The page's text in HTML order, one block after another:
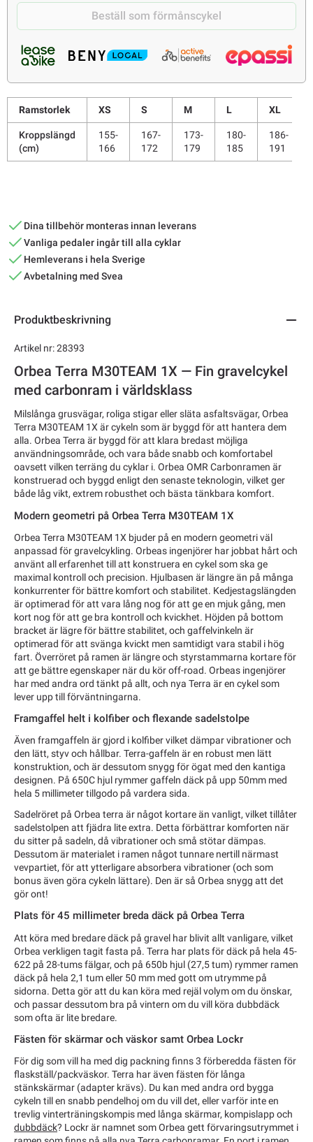
Beställ som förmånscykel
Ramstorlek XS S M L XL
Kroppslängd
(cm)
155-
166
167-
172
173-
179
180-
185
186-
191
Dina tillbehör monteras innan leverans
Vanliga pedaler ingår till alla cyklar
Hemleverans i hela Sverige
Avbetalning med Svea
Produktbeskrivning
Artikel nr: 28393
Orbea Terra M30TEAM 1X — Fin gravelcykel
med carbonram i världsklass
Milslånga grusvägar, roliga stigar eller släta asfaltsvägar, Orbea
Terra M30TEAM 1X är cykeln som är byggd för att hantera dem
alla. Orbea Terra är byggd för att klara bredast möjliga
användningsområde, och vara både snabb och komfortabel
oavsett vilken terräng du cyklar i. Orbea OMR Carbonramen är
konstruerad och byggd enligt den senaste teknologin, vilket ger
både låg vikt, extrem robusthet och bästa tänkbara komfort.
Modern geometri på Orbea Terra M30TEAM 1X
Orbea Terra M30TEAM 1X bjuder på en modern geometri väl
anpassad för gravelcykling. Orbeas ingenjörer har jobbat hårt och
använt all erfarenhet till att konstruera en cykel som ska ge
maximal kontroll och precision. Hjulbasen är längre än på många
konkurrenter för bättre komfort och stabilitet. Kedjestagslängden
är optimerad för att vara lång nog för att ge en mjuk gång, men
kort nog för att ge bra kontroll och kvickhet. Höjden på bottom
bracket är lägre för bättre stabilitet, och gaffelvinkeln är
optimerad för att svänga kvickt men samtidigt vara stabil i hög
fart. Överröret på ramen är längre och styrstammarna kortare för
att ge bättre egenskaper när du kör off-road. Orbeas ingenjörer
har med andra ord tänkt på allt, och nya Terra är en cykel som
lever upp till förväntningarna.
Framgaffel helt i kolfiber och flexande sadelstolpe
Även framgaffeln är gjord i kolfiber vilket dämpar vibrationer och
den lätt, styv och hållbar. Terra-gaffeln är en robust men lätt
konstruktion, och är dessutom snygg för ögat med den kantiga
designen. På 650C hjul rymmer gaffeln däck på upp 50mm med
hela 5 millimeter tillgodo på vardera sida.
Sadelröret på Orbea terra är något kortare än vanligt, vilket tillåter
sadelstolpen att fjädra lite extra. Detta förbättrar komforten när
du sitter på sadeln, då vibrationer och små stötar dämpas.
Dessutom är materialet i ramen något tunnare nertill närmast
vevpartiet, för att ytterligare absorbera vibrationer (och som
bonus även göra cykeln lättare). Den är så Orbea snygg att det
gör ont!
Plats för 45 millimeter breda däck på Orbea Terra
Att köra med bredare däck på gravel har blivit allt vanligare, vilket
Orbea verkligen tagit fasta på. Terra har plats för däck på hela 45-
622 på 28-tums fälgar, och på 650b hjul (27,5 tum) rymmer ramen
däck på hela 2,1 tum eller 50 mm med gott om utrymme på
sidorna. Detta gör att du kan köra med rejäl volym om du önskar,
och passar dessutom bra på vintern om du vill köra dubbdäck
som ofta är lite bredare.
Fästen för skärmar och väskor samt Orbea Lockr
För dig som vill ha med dig packning finns 3 förberedda fästen för
flaskställ/packväskor. Terra har även fästen för långa
stänkskärmar (adapter krävs). Du kan med andra ord bygga
cykeln till en snabb pendelhoj om du vill det, eller varför inte en
trevlig vinterträningskompis med långa skärmar, kompislapp och
dubbdäck? Lockr är namnet som Orbea gett förvaringsutrymmet i